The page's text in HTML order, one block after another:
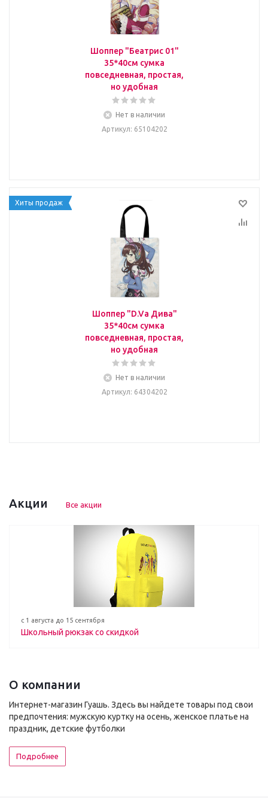
Шоппер "Беатрис 01"
35*40см сумка
повседневная, простая,
но удобная
Нет в наличии
Артикул: 65104202
Хиты продаж
Шоппер "D.Va Дива"
35*40см сумка
повседневная, простая,
но удобная
Нет в наличии
Артикул: 64304202
Акции Все акции
с 1 августа до 15 сентября
Школьный рюкзак со скидкой
О компании
Интернет-магазин Гуашь. Здесь вы найдете товары под свои
предпочтения: мужскую куртку на осень, женское платье на
праздник, детские футболки
Подробнее